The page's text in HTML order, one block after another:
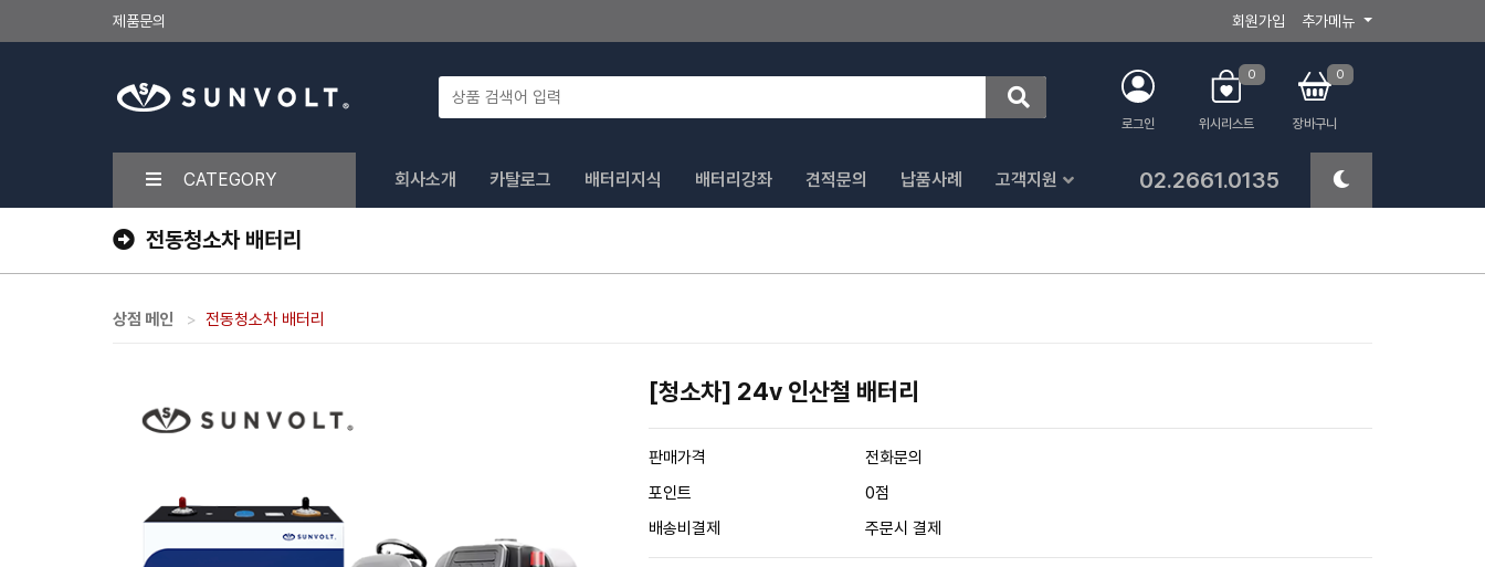
제품문의 회원가입 추가메뉴
로그인
0
위시리스트
0
장바구니
CATEGORY 회사소개 카탈로그 배터리지식 배터리강좌 견적문의 납품사례 고객지원 02.2661.0135
전동청소차 배터리
상점 메인 전동청소차 배터리
[청소차] 24v 인산철 배터리
판매가격
전화문의
포인트
0점
배송비결제
주문시 결제